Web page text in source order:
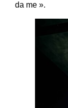
da me ».